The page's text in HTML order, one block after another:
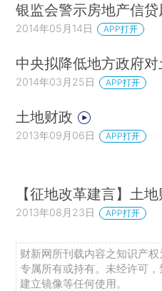
银监会警示房地产信
2014年05月14日 APP打开
中央拟降低地方政府
2014年03月25日 APP打开
土地财政
2013年09月06日 APP打开
【征地改革建言】土
2013年08月23日 APP打开
财新网所刊载内容之知识产
专属所有或持有。未经许可
建立镜像等任何使用。